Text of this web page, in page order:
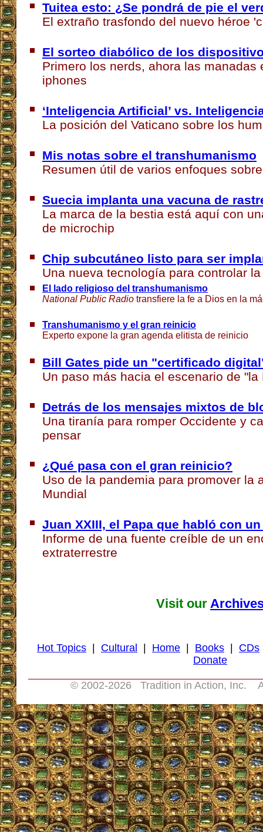
Tuitea esto: ¿Se pondrá de pie el
El extraño trasfondo del nuevo héroe
El sorteo diabólico de los
Primero los nerds, ahora las manadas
iphones
‘Inteligencia Artificial’ vs.
La posición del Vaticano sobre los
Mis notas sobre el transhumanismo
Resumen útil de varios enfoques
Suecia implanta una vacuna de
La marca de la bestia está aquí con
de microchip
Chip subcutáneo listo para ser
Una nueva tecnología para controlar
El lado religioso del transhumanismo
National Public Radio transfiere la fe a Dios en la
Transhumanismo y el gran reinicio
Experto expone la gran agenda elitista de reinicio
Bill Gates pide un "certificado
Un paso más hacia el escenario de
Detrás de los mensajes mixtos de
Una tiranía para romper Occidente y
pensar
¿Qué pasa con el gran reinicio?
Uso de la pandemia para promover la
Mundial
Juan XXIII, el Papa que habló con
Informe de una fuente creíble de un
extraterrestre
Visit our
Hot Topics Cultural Home Books CDs
Donate
© 2002-2026 Tradition in Action, Inc.